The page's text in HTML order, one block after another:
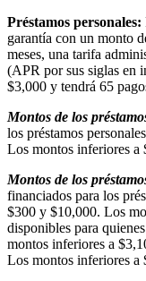
Préstamos personales:
garantía con un monto
meses, una tarifa
(APR por sus siglas en
$3,000 y tendrá 65
Montos de los
los préstamos
Los montos inferiores a
Montos de los
financiados para los
$300 y $10,000. Los
disponibles para
montos inferiores a
Los montos inferiores